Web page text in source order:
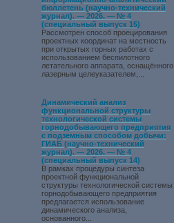
бюллетень (научно-технический
журнал). — 2026. — № 4
(специальный выпуск 15)
Рассмотрен способ проецирования
проектных координат на местность
при открытых горных работах с
использованием беспилотного
летательного аппарата, оснащённого
лазерным целеуказателем,...
Динамический анализ
функциональной структуры
технологической системы
горнодобывающего предприятия
с подземным способом добычи:
ГИАБ (научно-технический
журнал). — 2026. — № 4
(специальный выпуск 14)
В рамках процедуры синтеза
проектной функциональной
структуры технологической системы
горнодобывающего предприятия
предлагается использование
динамического анализа,
основанного...